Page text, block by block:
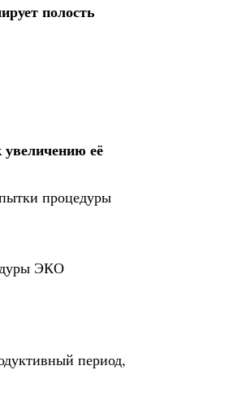
полость
её
процедуры
ЭКО
период,